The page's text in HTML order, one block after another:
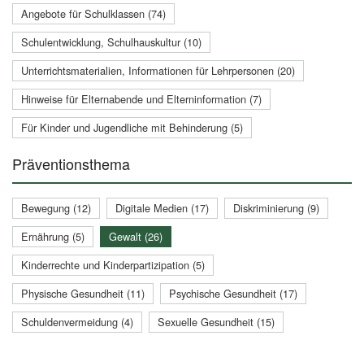
Angebote für Schulklassen (74)
Schulentwicklung, Schulhauskultur (10)
Unterrichtsmaterialien, Informationen für Lehrpersonen (20)
Hinweise für Elternabende und Elterninformation (7)
Für Kinder und Jugendliche mit Behinderung (5)
Präventionsthema
Bewegung (12) Digitale Medien (17)
Diskriminierung (9)
Ernährung (5)
Gewalt (26)
Kinderrechte und Kinderpartizipation (5)
Physische Gesundheit (11)
Psychische Gesundheit (17)
Schuldenvermeidung (4)
Sexuelle Gesundheit (15)